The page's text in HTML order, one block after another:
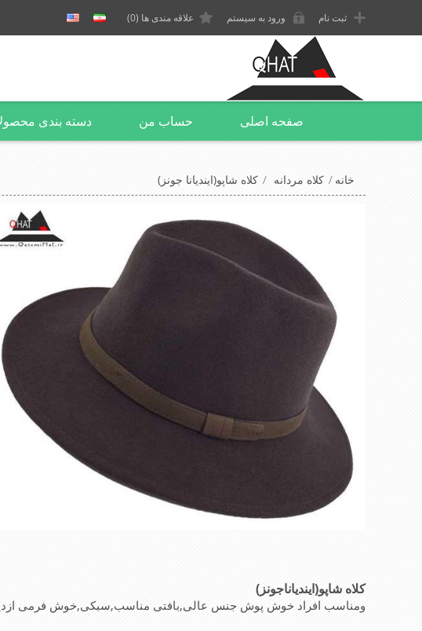
ثبت نام ورود به سیستم علاقه مندی ها (0)
صفحه اصلی حساب من دسته بندی
خانه / کلاه مردانه / کلاه شاپو(ایندیانا جونز)
کلاه شاپو(ایندیاناجونز) نوع پارچه این کلاه
ومناسب افراد خوش پوش جنس عالی,بافتی مناسب,سبکی,خوش فرمی